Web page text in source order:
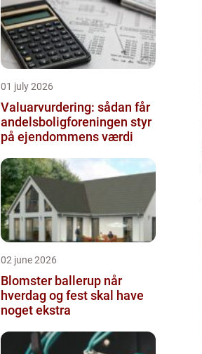
01 july 2026
Valuarvurdering: sådan får
andelsboligforeningen styr
på ejendommens værdi
02 june 2026
Blomster ballerup når
hverdag og fest skal have
noget ekstra